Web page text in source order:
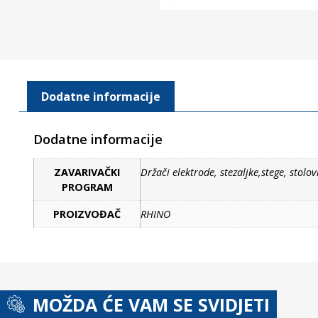
Dodatne informacije
Dodatne informacije
ZAVARIVAČKI
PROGRAM
Držači elektrode, stezaljke,stege,
PROIZVOĐAČ RHINO
MOŽDA ĆE VAM SE SVIDJETI